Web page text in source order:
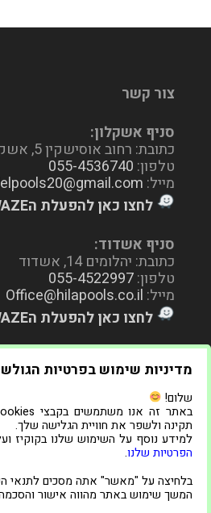
מדיניות שימוש בפרטיות הגולש
שלום!
תקינה ולשפר את חוויית הגלישה שלך.
למידע נוסף על השימוש שלנו בקוקיז
הפרטיות שלנו.
בלחיצה על "מאשר" אתה מסכים לתנאי
המשך שימוש באתר מהווה אישור והסכמה
צור קשר
סניף אשקלון:
כתובת: רחוב אוסישקין 5, אשקלון
טלפון: 055-4536740
מייל:
לחצו כאן להפעלת הWAZE
סניף אשדוד:
כתובת: יהלומים 14, אשדוד
טלפון:055-4522997
מייל: Office@hilapools.co.il
לחצו כאן להפעלת הWAZE